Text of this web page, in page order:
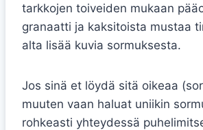
tarkkojen toiveiden mukaan
granaatti ja kaksitoista mustaa
alta lisää kuvia sormuksesta.
Jos sinä et löydä sitä oikeaa
muuten vaan haluat uniikin
rohkeasti yhteydessä